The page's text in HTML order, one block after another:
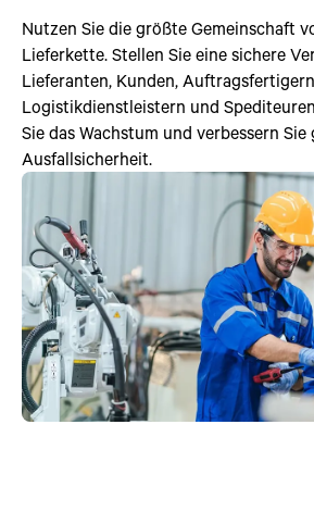
Nutzen Sie die größte Gemeinschaft
Lieferkette. Stellen Sie eine sichere
Lieferanten, Kunden,
Logistikdienstleistern und
Sie das Wachstum und verbessern
Ausfallsicherheit.